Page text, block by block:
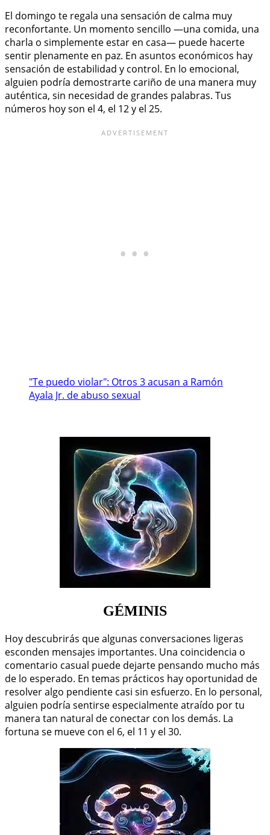
El domingo te regala una sensación de calma muy
reconfortante. Un momento sencillo —una comida, una
charla o simplemente estar en casa— puede hacerte
sentir plenamente en paz. En asuntos económicos hay
sensación de estabilidad y control. En lo emocional,
alguien podría demostrarte cariño de una manera muy
auténtica, sin necesidad de grandes palabras. Tus
números hoy son el 4, el 12 y el 25.
"Te puedo violar": Otros 3 acusan a Ramón
Ayala Jr. de abuso sexual
GÉMINIS
Hoy descubrirás que algunas conversaciones ligeras
esconden mensajes importantes. Una coincidencia o
comentario casual puede dejarte pensando mucho más
de lo esperado. En temas prácticos hay oportunidad de
resolver algo pendiente casi sin esfuerzo. En lo personal,
alguien podría sentirse especialmente atraído por tu
manera tan natural de conectar con los demás. La
fortuna se mueve con el 6, el 11 y el 30.